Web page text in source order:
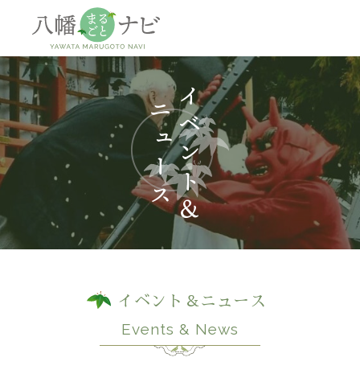
神社 観
イベント＆ニュース
Events & News